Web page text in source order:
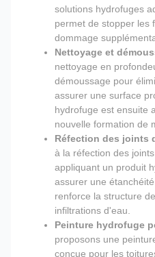
solutions hydrofuges
permet de stopper les
dommage
Nettoyage et
nettoyage en
démoussage pour
assurer une surface
hydrofuge est ensuite
nouvelle formation de
Réfection des joints
à la réfection des
appliquant un produit
assurer une
renforce la structure
infiltrations d'eau.
Peinture hydrofuge
proposons une
conçue pour les